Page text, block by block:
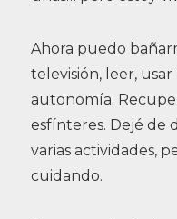
Ahora puedo
televisión, leer,
autonomía.
esfínteres. Dejé de
varias actividades,
cuidando.